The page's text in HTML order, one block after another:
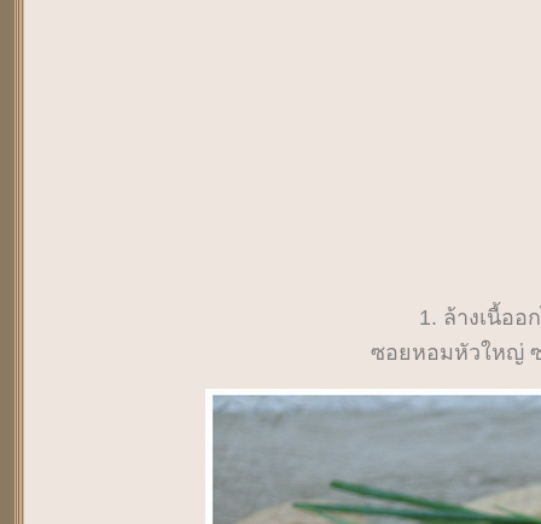
1. ล้างเนื้อ
ซอยหอมหัวใหญ่